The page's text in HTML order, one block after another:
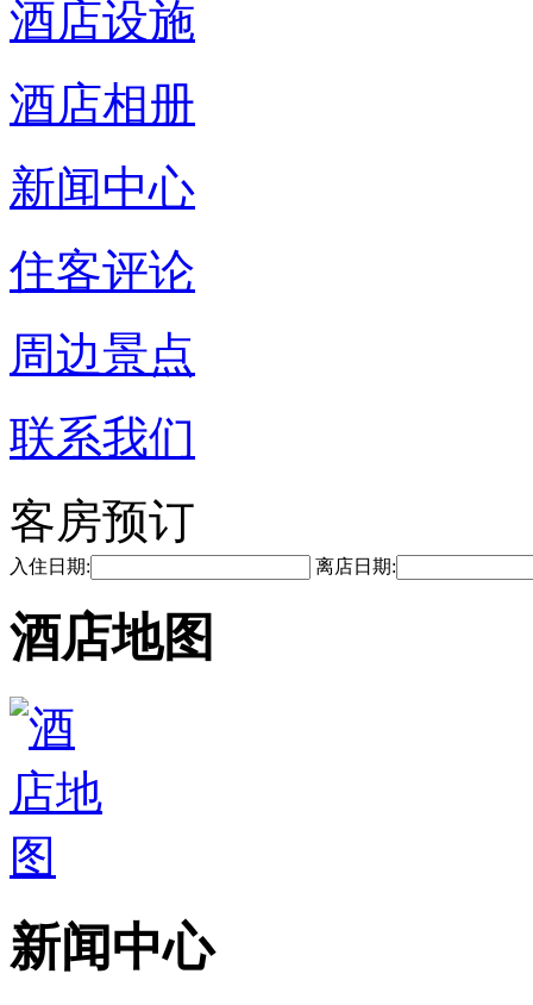
酒店设施
酒店相册
新闻中心
住客评论
周边景点
联系我们
客房预订
入住日期: 离店日期:
酒店地图
新闻中心